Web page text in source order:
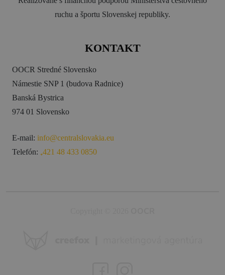
ruchu a športu Slovenskej republiky.
KONTAKT
OOCR Stredné Slovensko
Námestie SNP 1 (budova Radnice)
Banská Bystrica
974 01 Slovensko
E-mail: info@centralslovakia.eu
Telefón: ₊421 48 433 0850